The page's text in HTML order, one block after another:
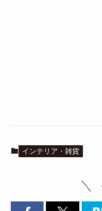
インテリア・雑貨